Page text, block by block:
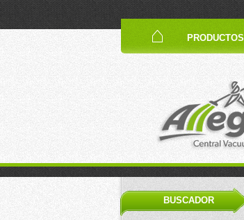
PRODUCTOS
BUSCADOR